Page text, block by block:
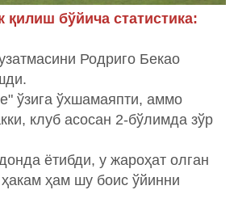
қилиш бўйича статистика:
Родриго Бекао
ўзига ўхшамаяпти, аммо
клуб асосан 2-бўлимда зўр
ётибди, у жароҳат олган
ҳам шу боис ўйинни